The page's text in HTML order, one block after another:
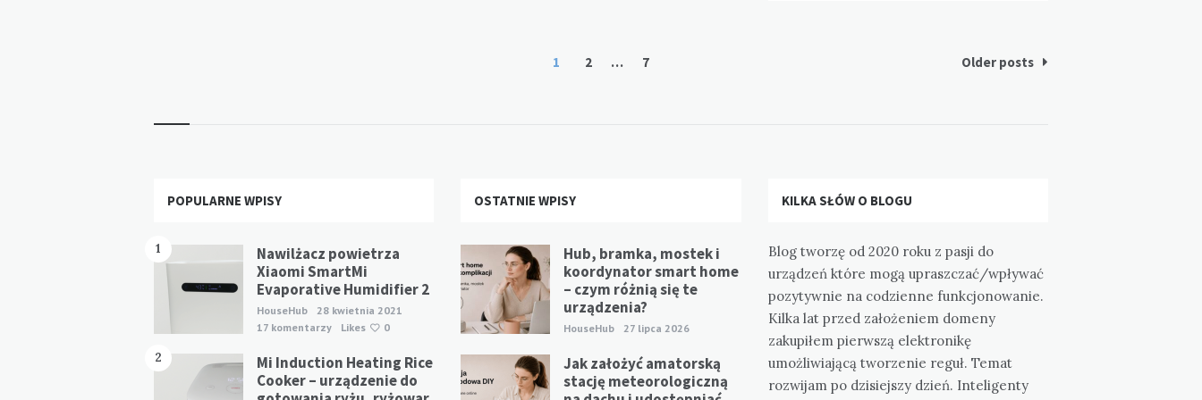
1 2 … 7 Older posts
Widgets
POPULARNE WPISY
1
Nawilżacz powietrza
Xiaomi SmartMi
Evaporative Humidifier 2
HouseHub
28 kwietnia 2021
17 komentarzy
Likes 0
2
Mi Induction Heating Rice
Cooker – urządzenie do
OSTATNIE WPISY
Hub, bramka, mostek i
koordynator smart home
– czym różnią się te
urządzenia?
HouseHub 27 lipca 2026
Jak założyć amatorską
stację meteorologiczną
KILKA SŁÓW O BLOGU
Blog tworzę od 2020 roku z pasji do
urządzeń które mogą upraszczać/wpływać
pozytywnie na codzienne funkcjonowanie.
Kilka lat przed założeniem domeny
zakupiłem pierwszą elektronikę
umożliwiającą tworzenie reguł. Temat
rozwijam po dzisiejszy dzień. Inteligenty